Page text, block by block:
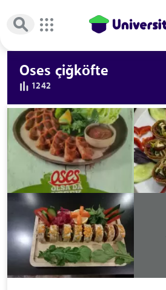
Oses çiğköfte
1242